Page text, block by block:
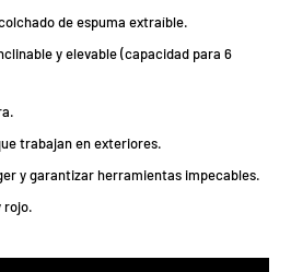
de espuma extraíble.
y elevable (capacidad para 6
trabajan en exteriores.
y garantizar herramientas impecables.
rojo.